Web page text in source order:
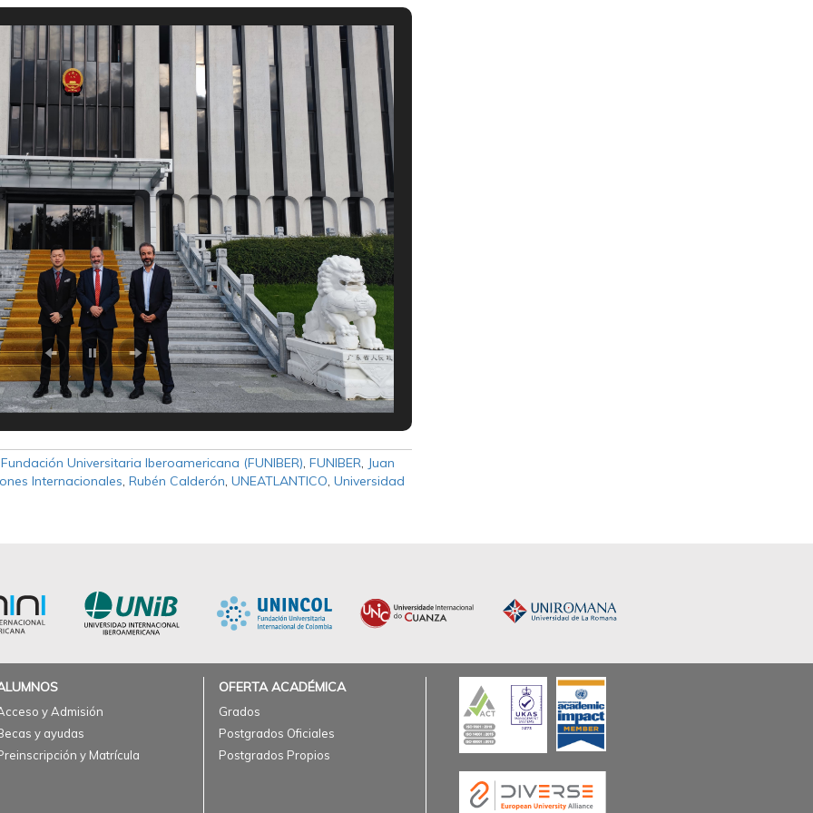
Fundación Universitaria Iberoamericana (FUNIBER) FUNIBER Juan
Internacionales Rubén Calderón UNEATLANTICO Universidad
y Admisión
y ayudas
y Matrícula
OFERTA ACADÉMICA
Grados
Postgrados Oficiales
Postgrados Propios